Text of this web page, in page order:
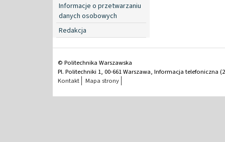
Informacje o przetwarzaniu
danych osobowych
Redakcja
© Politechnika Warszawska
Pl. Politechniki 1, 00-661 Warszawa, Informacja telefoniczna
Kontakt
Mapa strony